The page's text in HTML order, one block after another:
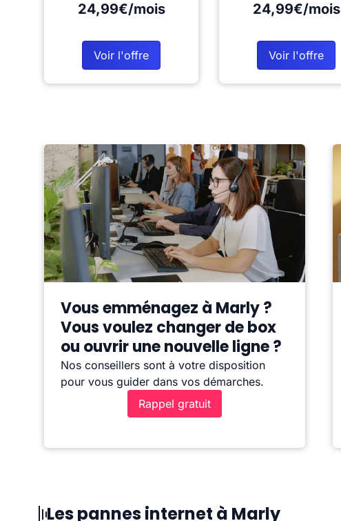
24,99€/mois
Voir l'offre
24,99€/mois
Voir l'offre
Vous emménagez à Marly ?
Vous voulez changer de box
ou ouvrir une nouvelle ligne ?
Nos conseillers sont à votre disposition
pour vous guider dans vos démarches.
Rappel gratuit
Les pannes internet à Marly